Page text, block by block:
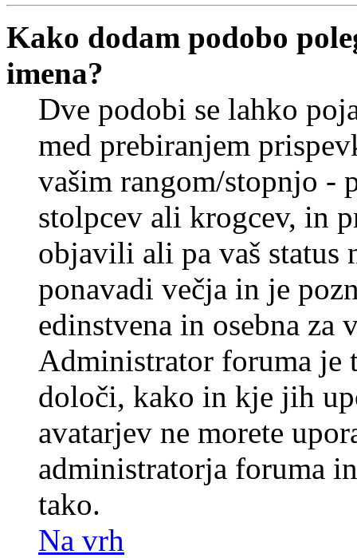
Kako dodam podobo
imena?
Dve podobi se lahko
med prebiranjem
vašim rangom/stopnjo -
stolpcev ali krogcev, in
objavili ali pa vaš status
ponavadi večja in je
edinstvena in osebna za
Administrator foruma je
določi, kako in kje jih
avatarjev ne morete
administratorja foruma
tako.
Na vrh